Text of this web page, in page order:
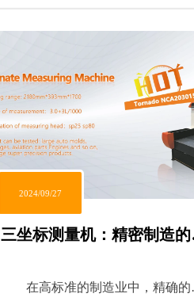
2024/09/27
三坐标测量机：精密制造的
在高标准的制造业中，精确的